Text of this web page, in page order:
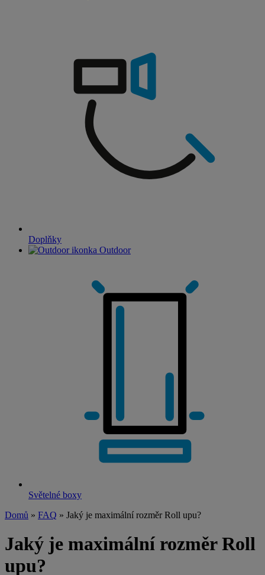
Doplňky
Outdoor
Světelné boxy
Domů » FAQ » Jaký je maximální rozměr Roll upu?
Jaký je maximální rozměr Roll
upu?